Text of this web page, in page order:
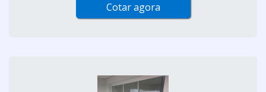
Cotar agora